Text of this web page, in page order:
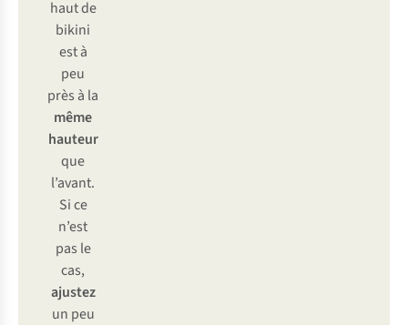
haut de
bikini
est à
peu
près à la
même
hauteur
que
l’avant.
Si ce
n’est
pas le
cas,
ajustez
un peu